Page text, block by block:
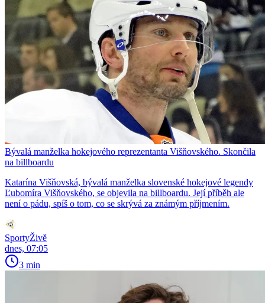
Bývalá manželka hokejového reprezentanta Višňovského. Skončila
na billboardu
Katarína Višňovská, bývalá manželka slovenské hokejové legendy
Ľubomíra Višňovského, se objevila na billboardu. Její příběh ale
není o pádu, spíš o tom, co se skrývá za známým příjmením.
SportyŽivě
dnes, 07:05
3 min